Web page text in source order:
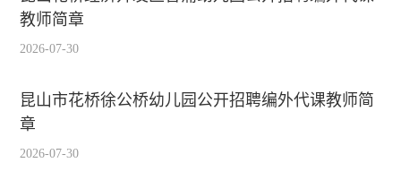
教师简章
2026-07-30
昆山市花桥徐公桥幼儿园公开招聘编外代课教师简
章
2026-07-30